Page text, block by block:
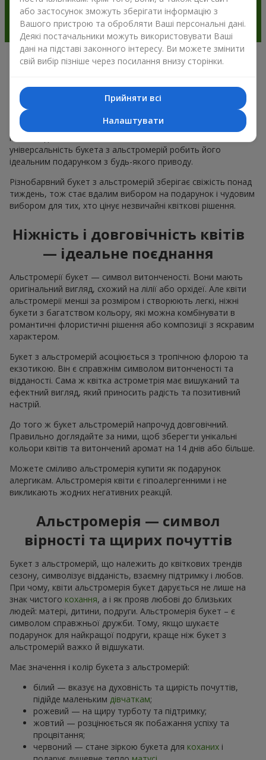
Чому варто вибрати букет з
альстромерії в м.Синельникове
Альстромерія квітка — це ніжність і естетика в одному
букеті. Чарівні кольори пелюсток і незвична форма ніжних
квітів подобається багатьом
універсальність букета з альстромерій робить його
ідеальним подарунком з будь-якого приводу.
Різнобарвний букет з альстромерій зберігає свіжість понад
тиждень, тож стає вдалим вибором на подарунок і чудовим
вибором для тих, хто цінує незвичайні квіткові рішення.
Ніжність і довговічність квітів
— ідеальне поєднання
Альстромерії букет — символ витонченості. Вони мають
оригінальний вигляд, схожий на лілії або орхідеї. Але квіти
альстромерії менші за розміром і створюють легкі, ніжні
букети з багатством кольору, які можна комбінувати в
романтичні флористичні рішення або композиції з яскравим
характером.
Букет з альстромерій асоціюється з тропічною флорою та
екзотикою. Він є справжнім символом витонченості та
відданості. Сама ж квітка астрометрія має вишуканий та
ефектний вигляд, який приносить радість та позитивний
настрій.
До того ж букет альстромерій напрочуд довговічний.
Правильно доглядайте за ними, щоб зберегти унікальні
кольори квітів та витончений аромат на 14 днів або більше.
Можете сміливо альстромерія купити як подарунок
алергикам. Альстромерія квіти є гіпоалергенними і не
викликають жодних негативних реакцій.
Альстромерія — символ
вірності та щирих почуттів
Букет з альстромерій, що належить до квіткових трендів
сезону, символізує відданість, взаємну підтримку і любов.
При чому, квіти альстромерія букет дарується не лише на
знак чистого кохання, а і як прояв любові до близьких
людей: матері, дитини, подруги. Альстромерія букет – є
символом справжньої дружби. Тому, якщо шукаєте
подарунок для найкращої подруги, краще ніж букет з
альстромерій важко й відшукати.
Має значення і колір букета з альстромерій:
білий — вказує на духовність та щирість почуттів,
підійде маленьким дівчаткам;
рожевий — на щиру турботу та підтримку;
жовтий — розцінюється як побажання успіху та
процвітання;
червоний — стане зіркою букета для коханих і
або застосунок зможуть зберігати інформацію з
Вашого пристрою та обробляти Ваші персональні дані.
Деякі постачальники можуть використовувати Ваші
дані на підставі законного інтересу. Ви можете змінити
свій вибір пізніше через посилання внизу сторінки.
Прийняти всі
Налаштувати